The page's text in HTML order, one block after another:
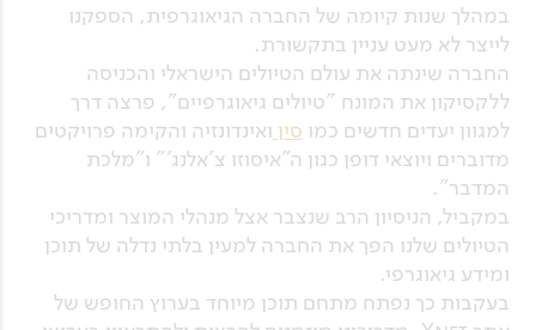
במהלך שנות קיומה של החברה הגיאוגרפית, הספקנו
לייצר לא מעט עניין בתקשורת.
החברה שינתה את עולם הטיולים הישראלי והכניסה
ללקסיקון את המונח "טיולים גיאוגרפיים", פרצה דרך
למגוון יעדים חדשים כמו סין ואינדונזיה והקימה פרויקטים
מדוברים ויוצאי דופן כגון ה"איסוזו צ'אלנג'" ו"מלכת
המדבר".
במקביל, הניסיון הרב שנצבר אצל מנהלי המוצר ומדריכי
הטיולים שלנו הפך את החברה למעין בלתי נדלה של תוכן
ומידע גיאוגרפי.
בעקבות כך נפתח מתחם תוכן מיוחד בערוץ החופש של